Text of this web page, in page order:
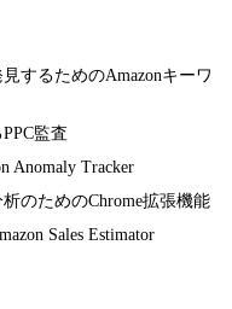
するためのAmazonキーワ
監査
Anomaly Tracker
のためのChrome拡張機能
Sales Estimator